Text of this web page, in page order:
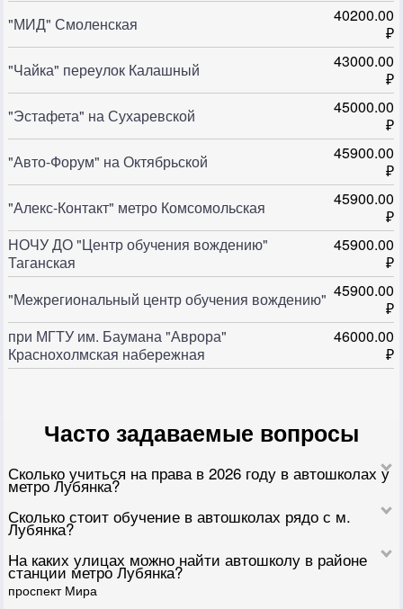
"МИД" Смоленская
40200.00
₽
"Чайка" переулок Калашный
43000.00
₽
"Эстафета" на Сухаревской
45000.00
₽
"Авто-Форум" на Октябрьской
45900.00
₽
"Алекс-Контакт" метро Комсомольская
45900.00
₽
НОЧУ ДО "Центр обучения вождению"
Таганская
45900.00
₽
"Межрегиональный центр обучения вождению" 45900.00
₽
при МГТУ им. Баумана "Аврора"
Краснохолмская набережная
46000.00
₽
Часто задаваемые вопросы
Сколько учиться на права в 2026 году в автошколах у
метро Лубянка?
Сколько стоит обучение в автошколах рядо с м.
Лубянка?
На каких улицах можно найти автошколу в районе
станции метро Лубянка?
проспект Мира